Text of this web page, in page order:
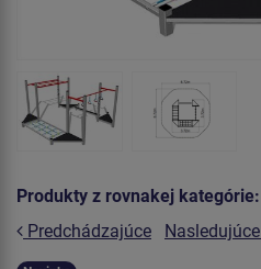
Produkty z rovnakej kategórie:
Predchádzajúce
Nasledujúce